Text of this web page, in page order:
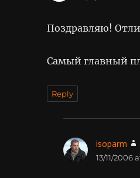
Поздравляю!
Самый главный
Reply
isoparm
13/11/2006